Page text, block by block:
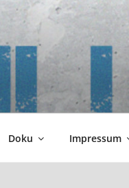
Doku Impressum